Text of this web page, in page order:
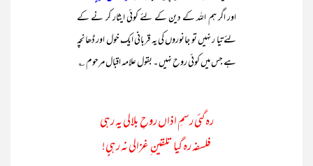
اور اگر ہم اللہ کے دین کے لئے کوئی ایثار کر نے کے
لئے تیا ر نہیں تو جانوروں کی یہ قربانی ایک خول اور ڈھانچہ
ہے جس میں کوئی روح نہیں ۔ بقول علامہ اقبال مرحوم ؎
رہ گئی رسمِ اذاں روحِ بلالی یہ رہی
فلسفہ رہ گیا تلقین ِ غزالی نہ رہیٍٍ!